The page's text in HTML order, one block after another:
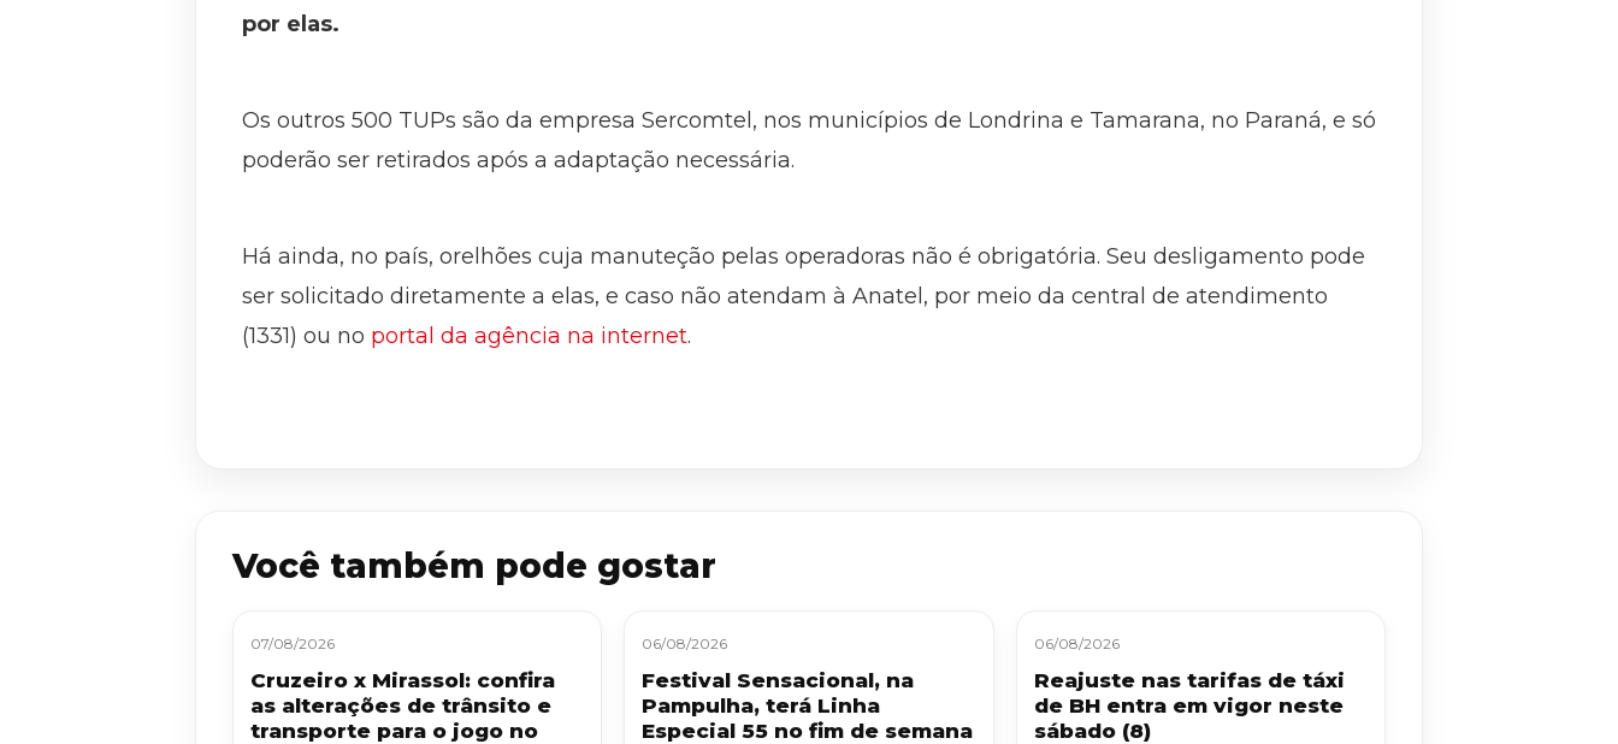
por elas.
Os outros 500 TUPs são da empresa Sercomtel, nos municípios de Londrina e Tamarana, no Paraná, e só
poderão ser retirados após a adaptação necessária.
Há ainda, no país, orelhões cuja manuteção pelas operadoras não é obrigatória. Seu desligamento pode
ser solicitado diretamente a elas, e caso não atendam à Anatel, por meio da central de atendimento
(1331) ou no portal da agência na internet.
Você também pode gostar
07/08/2026
Cruzeiro x Mirassol: confira
as alterações de trânsito e
transporte para o jogo no
06/08/2026
Festival Sensacional, na
Pampulha, terá Linha
Especial 55 no fim de semana
06/08/2026
Reajuste nas tarifas de táxi
de BH entra em vigor neste
sábado (8)